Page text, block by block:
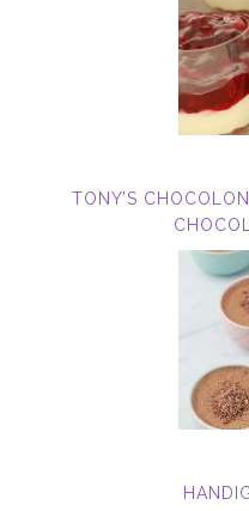
TONY’S